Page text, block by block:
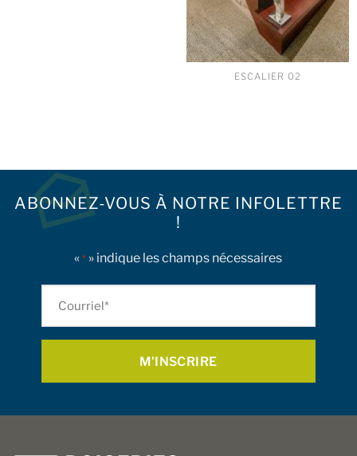
ESCALIER 02
ABONNEZ-VOUS À NOTRE INFOLETTRE
!
«* » indique les champs nécessaires